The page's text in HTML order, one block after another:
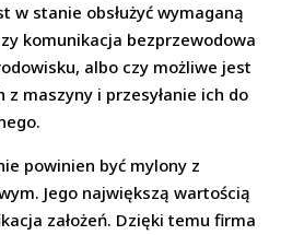
w stanie obsłużyć wymaganą
komunikacja bezprzewodowa
albo czy możliwe jest
z maszyny i przesyłanie ich do
powinien być mylony z
Jego największą wartością
założeń. Dzięki temu firma